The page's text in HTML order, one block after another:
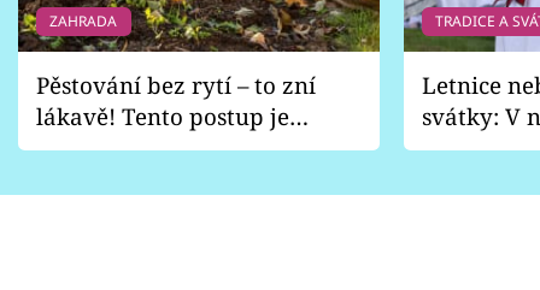
ZAHRADA
Pěstování bez rytí – to zní
lákavě! Tento postup je
vhodný jen pro některé
TRADICE A
Letnice
svátky: V
pondělí